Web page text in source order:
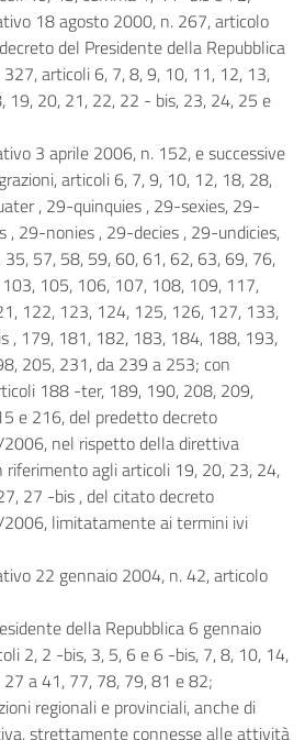
18 agosto 2000, n. 267, articolo
del Presidente della Repubblica
articoli 6, 7, 8, 9, 10, 11, 12, 13,
19, 20, 21, 22, 22 - bis, 23, 24, 25 e
3 aprile 2006, n. 152, e successive
articoli 6, 7, 9, 10, 12, 18, 28,
, 29-quinquies , 29-sexies, 29-
, 29-nonies , 29-decies , 29-undicies,
57, 58, 59, 60, 61, 62, 63, 69, 76,
105, 106, 107, 108, 109, 117,
122, 123, 124, 125, 126, 127, 133,
, 179, 181, 182, 183, 184, 188, 193,
205, 231, da 239 a 253; con
188 -ter, 189, 190, 208, 209,
e 216, del predetto decreto
nel rispetto della direttiva
riferimento agli articoli 19, 20, 23, 24,
27 -bis , del citato decreto
limitatamente ai termini ivi
22 gennaio 2004, n. 42, articolo
della Repubblica 6 gennaio
2, 2 -bis, 3, 5, 6 e 6 -bis, 7, 8, 10, 14,
a 41, 77, 78, 79, 81 e 82;
regionali e provinciali, anche di
strettamente connesse alle attività